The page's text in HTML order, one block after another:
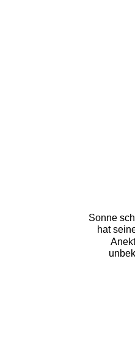
Sonne
hat